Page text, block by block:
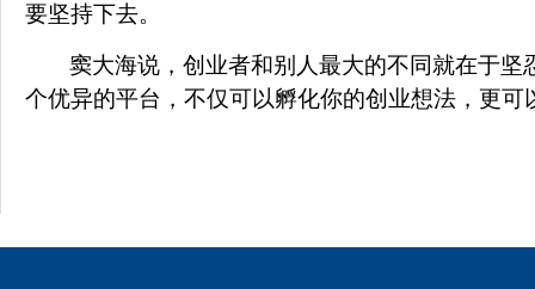
要坚持下去。
窦大海说，创业者和别人最大的不同就在于坚
个优异的平台，不仅可以孵化你的创业想法，更可